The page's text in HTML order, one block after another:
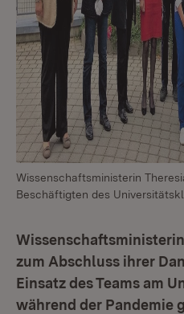
Wissenschaftsministerin
Beschäftigten des
zum Abschluss ihrer
Einsatz des Teams am
während der Pandemie